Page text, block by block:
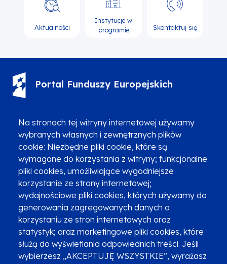
Na stronach tej witryny internetowej używamy
wybranych własnych i zewnętrznych plików
cookie: Niezbędne pliki cookie, które są
wymagane do korzystania z witryny; funkcjonalne
pliki cookies, umożliwiające wygodniejsze
korzystanie ze strony internetowej;
wydajnościowe pliki cookies, których używamy do
generowania zagregowanych danych o
korzystaniu ze stron internetowych oraz
statystyk; oraz marketingowe pliki cookies, które
służą do wyświetlania odpowiednich treści. Jeśli
wybierzesz „AKCEPTUJĘ WSZYSTKIE”, wyrażasz
Aktualności
Instytucje w
programie
Skontaktuj się
Portal Funduszy Europejskich
Zgłoszenia podejrzenia niezgodności z KPP i KPON
Newsletter
Fundusze SMS-em
Najczęściej zadawane pytania
Promocja projektu